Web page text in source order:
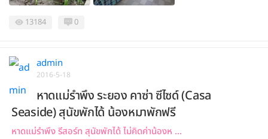
13184 0
admin
2016-5-18
หาดแม่รำพึง ระยอง คาซ่า ซีไซด์ (Casa
Seaside) สุนัขพักได้ น้องหมาพักฟรี
หาดแม่รำพึง รีสอร์ท สุนัขพักได้ ไม่คิดค่าน้องห ...